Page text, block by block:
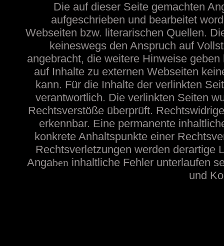
Die auf dieser Seite gemachten
aufgeschrieben und bearbeitet
Webseiten bzw. literarischen Quellen.
keineswegs den Anspruch auf
angebracht, die weitere Hinweise
auf Inhalte zu externen Webseiten
kann. Für die Inhalte der verlinkten
verantwortlich. Die verlinkten Seiten
Rechtsverstöße überprüft.
erkennbar. Eine permanente
konkrete Anhaltspunkte einer
Rechtsverletzungen werden derartige
Angaben inhaltliche Fehler unterlaufen
und